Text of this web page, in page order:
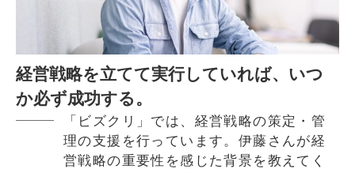
経営戦略を立てて実行していれば、いつ
か必ず成功する。
「ビズクリ」では、経営戦略の策定・管
理の支援を行っています。伊藤さんが経
営戦略の重要性を感じた背景を教えてく